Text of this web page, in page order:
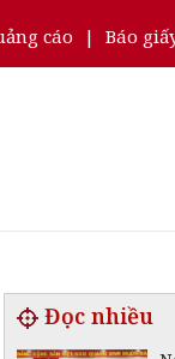
cáo | Báo
Đọc nhiều